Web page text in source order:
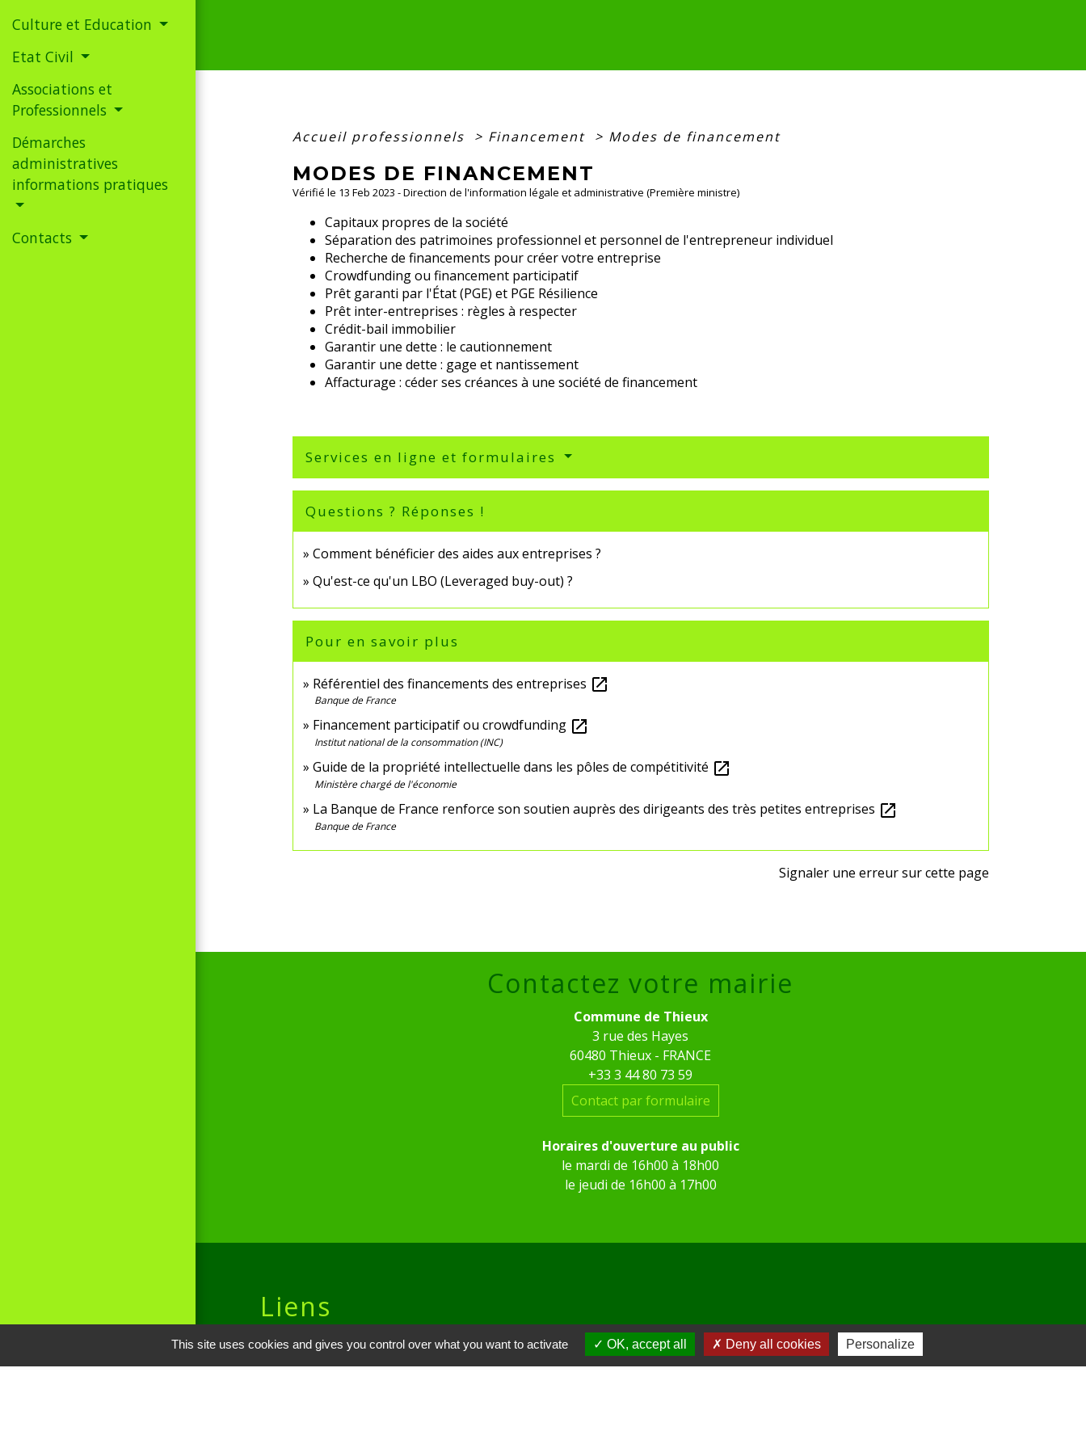
Culture et Education
Etat Civil
Associations et
Professionnels
Démarches
administratives
informations pratiques
Contacts
Accueil professionnels > Financement > Modes de financement
MODES DE FINANCEMENT
Vérifié le 13 Feb 2023 - Direction de l'information légale et administrative (Première ministre)
Capitaux propres de la société
Séparation des patrimoines professionnel et personnel de l'entrepreneur individuel
Recherche de financements pour créer votre entreprise
Crowdfunding ou financement participatif
Prêt garanti par l'État (PGE) et PGE Résilience
Prêt inter-entreprises : règles à respecter
Crédit-bail immobilier
Garantir une dette : le cautionnement
Garantir une dette : gage et nantissement
Affacturage : céder ses créances à une société de financement
Services en ligne et formulaires
Questions ? Réponses !
Comment bénéficier des aides aux entreprises ?
Qu'est-ce qu'un LBO (Leveraged buy-out) ?
Pour en savoir plus
Référentiel des financements des entreprises open_in_new
Banque de France
Financement participatif ou crowdfunding open_in_new
Institut national de la consommation (INC)
Guide de la propriété intellectuelle dans les pôles de compétitivité open_in_new
Ministère chargé de l'économie
La Banque de France renforce son soutien auprès des dirigeants des très petites entreprises open_in_new
Banque de France
Signaler une erreur sur cette page
Contactez votre mairie
Commune de Thieux
3 rue des Hayes
60480 Thieux - FRANCE
+33 3 44 80 73 59
Contact par formulaire
Horaires d'ouverture au public
le mardi de 16h00 à 18h00
le jeudi de 16h00 à 17h00
Liens
Site réalisé par KOM Conseil
This site uses cookies and gives you control over what you want to activate OK, accept all Deny all cookies Personalize